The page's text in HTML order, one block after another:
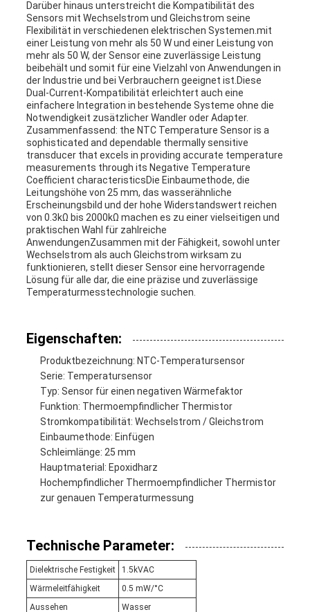
Darüber hinaus unterstreicht die Kompatibilität des
Sensors mit Wechselstrom und Gleichstrom seine
Flexibilität in verschiedenen elektrischen Systemen.mit
einer Leistung von mehr als 50 W und einer Leistung von
mehr als 50 W, der Sensor eine zuverlässige Leistung
beibehält und somit für eine Vielzahl von Anwendungen in
der Industrie und bei Verbrauchern geeignet ist.Diese
Dual-Current-Kompatibilität erleichtert auch eine
einfachere Integration in bestehende Systeme ohne die
Notwendigkeit zusätzlicher Wandler oder Adapter.
Zusammenfassend: the NTC Temperature Sensor is a
sophisticated and dependable thermally sensitive
transducer that excels in providing accurate temperature
measurements through its Negative Temperature
Coefficient characteristicsDie Einbaumethode, die
Leitungshöhe von 25 mm, das wasserähnliche
Erscheinungsbild und der hohe Widerstandswert reichen
von 0.3kΩ bis 2000kΩ machen es zu einer vielseitigen und
praktischen Wahl für zahlreiche
AnwendungenZusammen mit der Fähigkeit, sowohl unter
Wechselstrom als auch Gleichstrom wirksam zu
funktionieren, stellt dieser Sensor eine hervorragende
Lösung für alle dar, die eine präzise und zuverlässige
Temperaturmesstechnologie suchen.
Eigenschaften:
Produktbezeichnung: NTC-Temperatursensor
Serie: Temperatursensor
Typ: Sensor für einen negativen Wärmefaktor
Funktion: Thermoempfindlicher Thermistor
Stromkompatibilität: Wechselstrom / Gleichstrom
Einbaumethode: Einfügen
Schleimlänge: 25 mm
Hauptmaterial: Epoxidharz
Hochempfindlicher Thermoempfindlicher Thermistor
zur genauen Temperaturmessung
Technische Parameter:
Dielektrische Festigkeit
1.5kVAC
Wärmeleitfähigkeit
0.5 mW/°C
Aussehen
Wasser